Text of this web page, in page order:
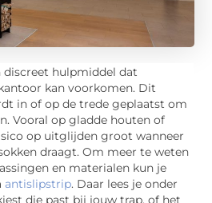
discreet hulpmiddel dat
kan voorkomen. Dit
in of op de trede geplaatst om
Vooral op gladde houten of
op uitglijden groot wanneer
draagt. Om meer te weten
en materialen kun je
antislipstrip. Daar lees je onder
die past bij jouw trap, of het